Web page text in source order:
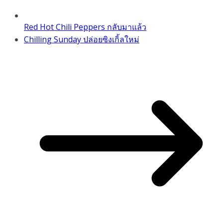
Red Hot Chili Peppers กลับมาแล้ว
Chilling Sunday ปล่อยซิงเกิ้ลใหม่